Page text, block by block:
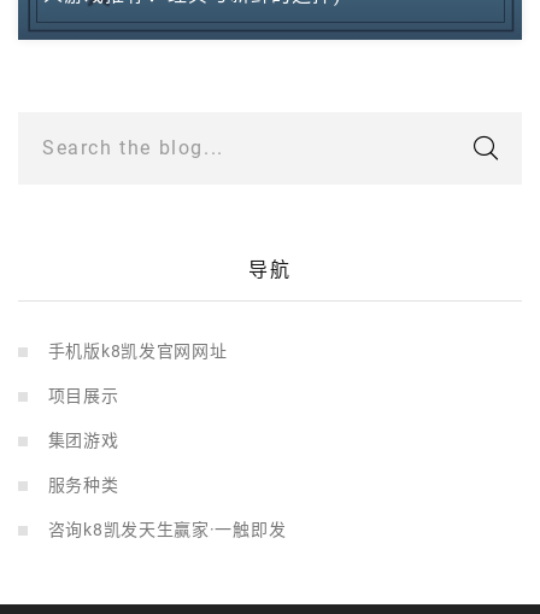
Search the blog...
导航
手机版k8凯发官网网址
项目展示
集团游戏
服务种类
咨询k8凯发天生赢家·一触即发